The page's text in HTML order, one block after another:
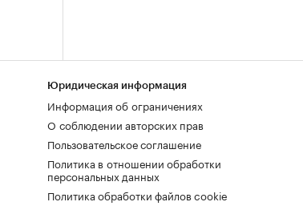
Юридическая информация
Информация об ограничениях
О соблюдении авторских прав
Пользовательское соглашение
Политика в отношении обработки
персональных данных
Политика обработки файлов cookie